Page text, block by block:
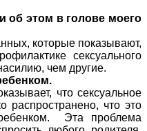
об этом в голове моего
которые показывают,
сексуального
чем другие.
что сексуальное
распространено, что это
Эта проблема